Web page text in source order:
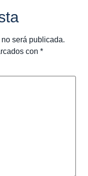
será publicada.
con *